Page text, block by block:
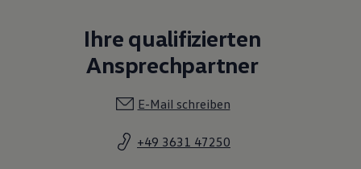
Ihre qualifizierten
Ansprechpartner
E-Mail schreiben
+49 3631 47250